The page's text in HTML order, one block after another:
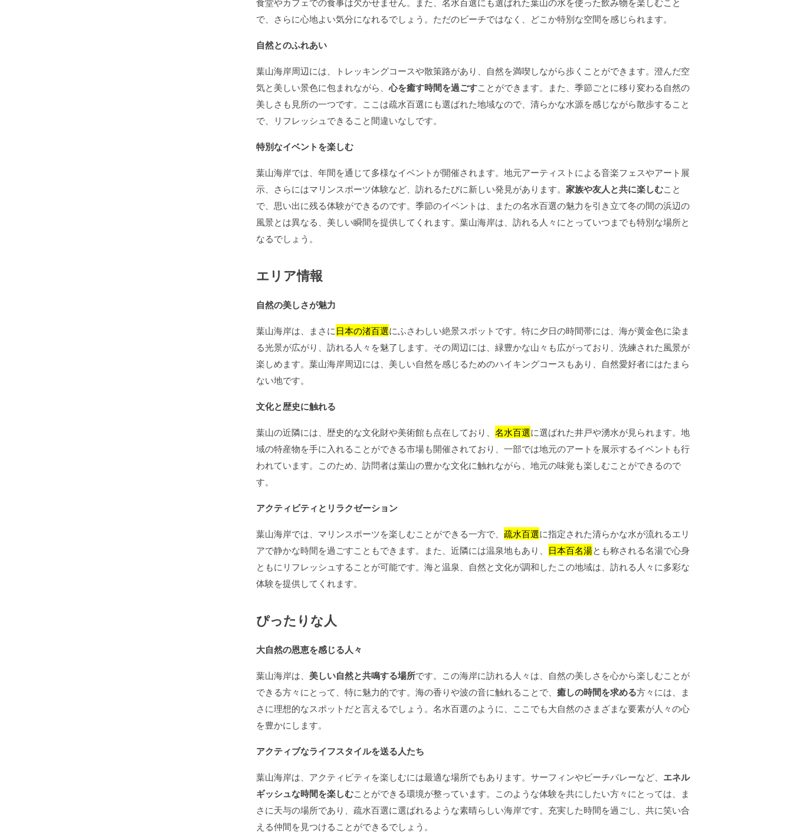
で、さらに心地よい気分になれるでしょう。ただのビーチではなく、どこか特別な空間を感じられます。
自然とのふれあい
葉山海岸周辺には、トレッキングコースや散策路があり、自然を満喫しながら歩くことができます。澄んだ空
気と美しい景色に包まれながら、心を癒す時間を過ごすことができます。また、季節ごとに移り変わる自然の
美しさも見所の一つです。ここは疏水百選にも選ばれた地域なので、清らかな水源を感じながら散歩すること
で、リフレッシュできること間違いなしです。
特別なイベントを楽しむ
葉山海岸では、年間を通じて多様なイベントが開催されます。地元アーティストによる音楽フェスやアート展
示、さらにはマリンスポーツ体験など、訪れるたびに新しい発見があります。 家族や友人と共に楽しむこと
で、思い出に残る体験ができるのです。季節のイベントは、またの名水百選の魅力を引き立て冬の間の浜辺の
風景とは異なる、美しい瞬間を提供してくれます。葉山海岸は、訪れる人々にとっていつまでも特別な場所と
なるでしょう。
エリア情報
自然の美しさが魅力
葉山海岸は、まさに日本の渚百選にふさわしい絶景スポットです。特に夕日の時間帯には、海が黄金色に染ま
る光景が広がり、訪れる人々を魅了します。その周辺には、緑豊かな山々も広がっており、洗練された風景が
楽しめます。葉山海岸周辺には、美しい自然を感じるためのハイキングコースもあり、自然愛好者にはたまら
ない地です。
文化と歴史に触れる
葉山の近隣には、歴史的な文化財や美術館も点在しており、 名水百選に選ばれた井戸や湧水が見られます。地
域の特産物を手に入れることができる市場も開催されており、一部では地元のアートを展示するイベントも行
われています。このため、訪問者は葉山の豊かな文化に触れながら、地元の味覚も楽しむことができるので
す。
アクティビティとリラクゼーション
葉山海岸では、マリンスポーツを楽しむことができる一方で、 疏水百選に指定された清らかな水が流れるエリ
アで静かな時間を過ごすこともできます。また、近隣には温泉地もあり、
日本百名湯とも称される名湯で心身
ともにリフレッシュすることが可能です。海と温泉、自然と文化が調和したこの地域は、訪れる人々に多彩な
体験を提供してくれます。
ぴったりな人
大自然の恩恵を感じる人々
葉山海岸は、 美しい自然と共鳴する場所です。この海岸に訪れる人々は、自然の美しさを心から楽しむことが
できる方々にとって、特に魅力的です。海の香りや波の音に触れることで、 癒しの時間を求める方々には、ま
さに理想的なスポットだと言えるでしょう。名水百選のように、ここでも大自然のさまざまな要素が人々の心
を豊かにします。
アクティブなライフスタイルを送る人たち
葉山海岸は、アクティビティを楽しむには最適な場所でもあります。サーフィンやビーチバレーなど、 エネル
ギッシュな時間を楽しむことができる環境が整っています。このような体験を共にしたい方々にとっては、ま
さに天与の場所であり、疏水百選に選ばれるような素晴らしい海岸です。充実した時間を過ごし、共に笑い合
える仲間を見つけることができるでしょう。